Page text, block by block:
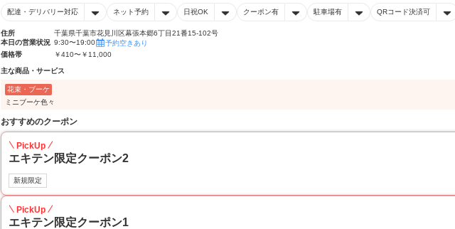
配達・デリバリー対応 ネット予約 日祝OK クーポン有 駐車場有 QRコード決済可
住所
千葉県千葉市花見川区幕張本郷6丁目21番15-102号
本日の営業状況 9:30〜19:00
予約空きあり
価格帯
￥410〜￥11,000
主な商品・サービス
花束・ブーケ
ミニブーケ色々
おすすめのクーポン
PickUp
エキテン限定クーポン2
新規限定
PickUp
エキテン限定クーポン1